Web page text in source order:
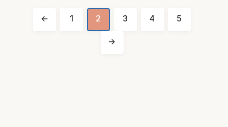
← 1 2 3 4 5
→